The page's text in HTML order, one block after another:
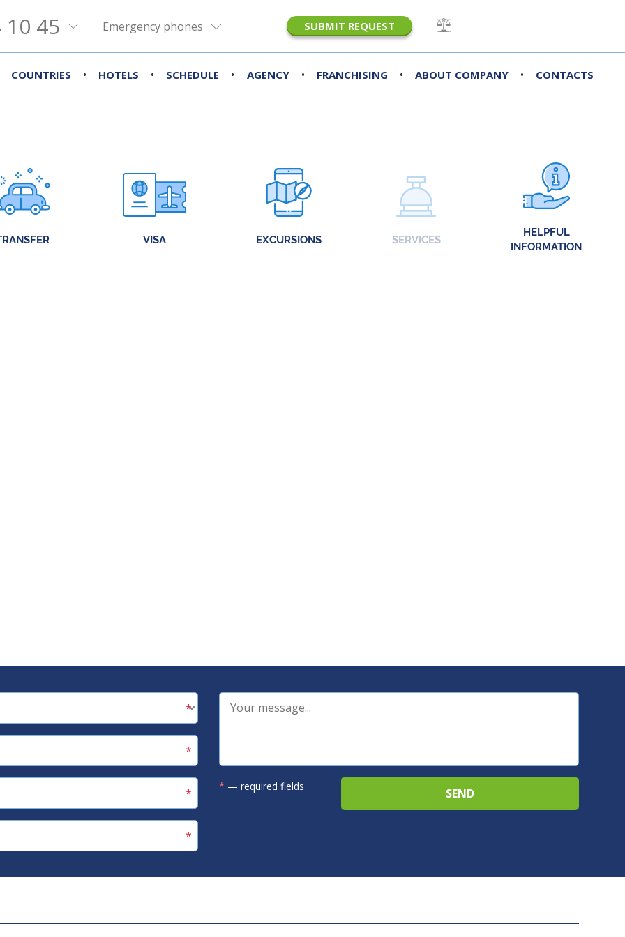
10 45 Emergency phones SUBMIT REQUEST
COUNTRIES • HOTELS • SCHEDULE • AGENCY • FRANCHISING • ABOUT COMPANY • CONTACTS
VISA EXCURSIONS SERVICES
HELPFUL
INFORMATION
* — required fields